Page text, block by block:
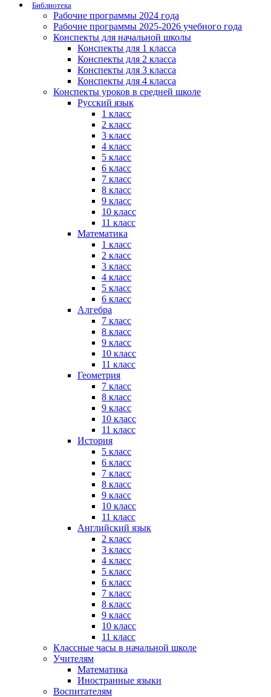
Библиотека
Рабочие программы 2024 года
Рабочие программы 2025-2026 учебного года
Конспекты для начальной школы
Конспекты для 1 класса
Конспекты для 2 класса
Конспекты для 3 класса
Конспекты для 4 класса
Конспекты уроков в средней школе
Русский язык
1 класс
2 класс
3 класс
4 класс
5 класс
6 класс
7 класс
8 класс
9 класс
10 класс
11 класс
Математика
1 класс
2 класс
3 класс
4 класс
5 класс
6 класс
Алгебра
7 класс
8 класс
9 класс
10 класс
11 класс
Геометрия
7 класс
8 класс
9 класс
10 класс
11 класс
История
5 класс
6 класс
7 класс
8 класс
9 класс
10 класс
11 класс
Английский язык
2 класс
3 класс
4 класс
5 класс
6 класс
7 класс
8 класс
9 класс
10 класс
11 класс
Классные часы в начальной школе
Учителям
Математика
Иностранные языки
Воспитателям